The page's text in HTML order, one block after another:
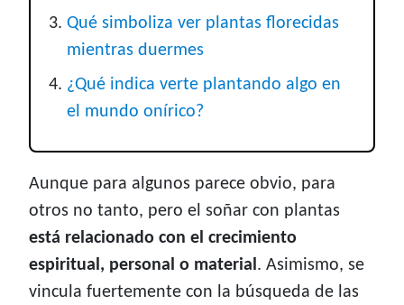
Qué simboliza ver plantas florecidas
mientras duermes
¿Qué indica verte plantando algo en
el mundo onírico?
Aunque para algunos parece obvio, para
otros no tanto, pero el soñar con plantas
está relacionado con el crecimiento
espiritual, personal o material. Asimismo, se
vincula fuertemente con la búsqueda de las